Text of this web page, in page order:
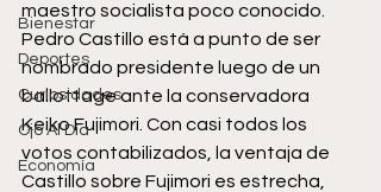
Bienestar
Deportes
Curiosidades
Ojo Al Día
Economía
maestro socialista poco conocido.
Pedro Castillo está a punto de ser
nombrado presidente luego de un
ballottage ante la conservadora
Keiko Fujimori. Con casi todos los
votos contabilizados, la ventaja de
Castillo sobre Fujimori es estrecha,